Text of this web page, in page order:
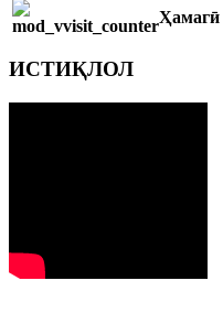
Ҳамагӣ
ИСТИҚЛОЛ